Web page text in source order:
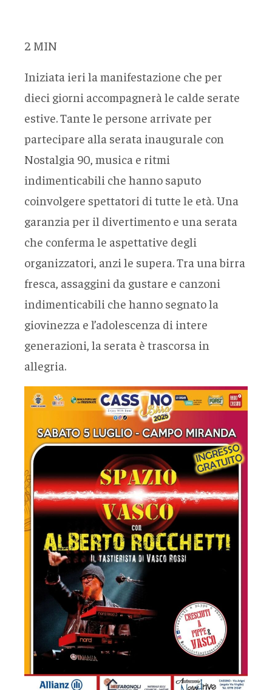
2 MIN
Iniziata ieri la manifestazione che per
dieci giorni accompagnerà le calde serate
estive. Tante le persone arrivate per
partecipare alla serata inaugurale con
Nostalgia 90, musica e ritmi
indimenticabili che hanno saputo
coinvolgere spettatori di tutte le età. Una
garanzia per il divertimento e una serata
che conferma le aspettative degli
organizzatori, anzi le supera. Tra una birra
fresca, assaggini da gustare e canzoni
indimenticabili che hanno segnato la
giovinezza e l’adolescenza di intere
generazioni, la serata è trascorsa in
allegria.